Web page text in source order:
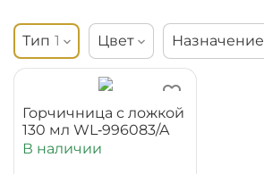
Тип 1 Цвет Назначение
Горчичница с ложкой
130 мл WL‑996083/A
В наличии